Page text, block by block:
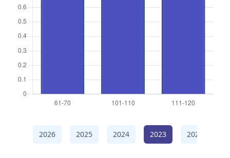
2026 2025 2024 2023 2022